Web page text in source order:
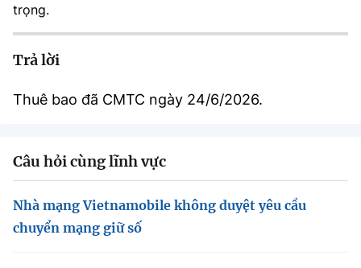
Tin địa phương
Sở hữu trí tuệ
Tiêu chuẩn, đo lường, chất lượng
Voice
Nhiệm vụ trọng tâm
Vietnamese
trọng.
Trả lời
Thuê bao đã CMTC ngày 24/6/2026.
Câu hỏi cùng lĩnh vực
Nhà mạng Vietnamobile không duyệt yêu cầu
chuyển mạng giữ số